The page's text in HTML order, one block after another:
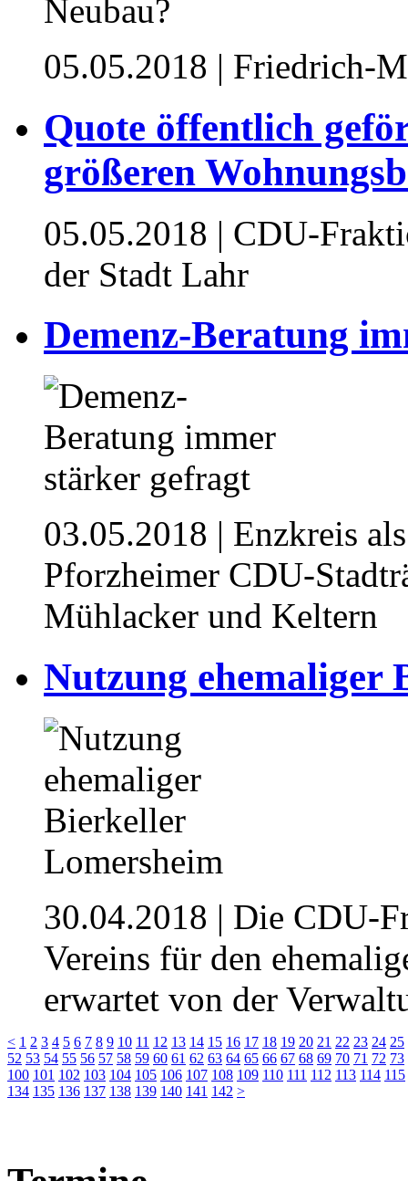
05.05.2018 | Friedrich-
Quote öffentlich
größeren
05.05.2018 | CDU-
der Stadt Lahr
Demenz-Beratung
03.05.2018 | Enzkreis
Pforzheimer CDU-
Mühlacker und Keltern
Nutzung ehemaliger
30.04.2018 | Die CDU-
Vereins für den
erwartet von der
< 1 2 3 4 5 6 7 8 9 10 11 12 13 14 15 16 17 18 19 20 21 22 23 24 25
52 53 54 55 56 57 58 59 60 61 62 63 64 65 66 67 68 69 70 71 72 73
100 101 102 103 104 105 106 107 108 109 110 111 112 113 114 115
134 135 136 137 138 139 140 141 142 >